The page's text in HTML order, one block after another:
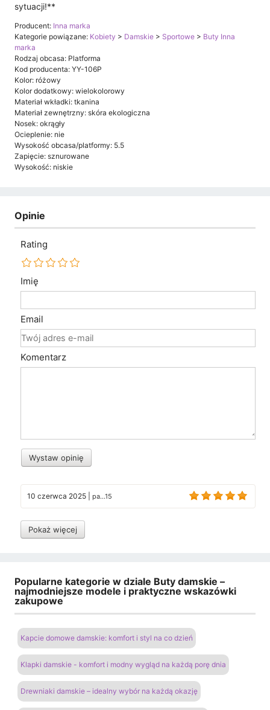
sytuacji!**
Producent: Inna marka
Kategorie powiązane: Kobiety > Damskie > Sportowe > Buty Inna
marka
Rodzaj obcasa: Platforma
Kod producenta: YY-106P
Kolor: różowy
Kolor dodatkowy: wielokolorowy
Materiał wkładki: tkanina
Materiał zewnętrzny: skóra ekologiczna
Nosek: okrągły
Ocieplenie: nie
Wysokość obcasa/platformy: 5.5
Zapięcie: sznurowane
Wysokość: niskie
Opinie
Rating
Imię
Email
Komentarz
Wystaw opinię
10 czerwca 2025 pa...15
Pokaż więcej
Popularne kategorie w dziale Buty damskie –
najmodniejsze modele i praktyczne wskazówki
zakupowe
Kapcie domowe damskie: komfort i styl na co dzień
Klapki damskie - komfort i modny wygląd na każdą porę dnia
Drewniaki damskie – idealny wybór na każdą okazję